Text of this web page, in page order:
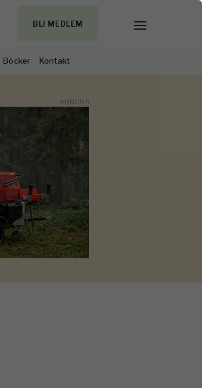
BLI MEDLEM
Böcker Kontakt